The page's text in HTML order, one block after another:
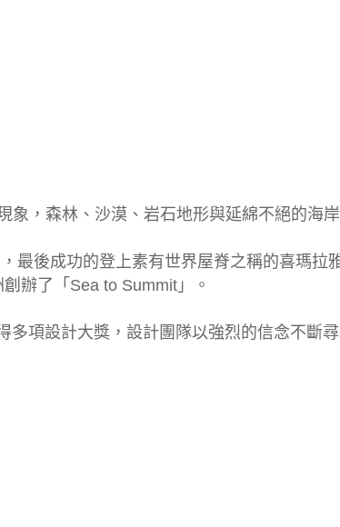
，森林、沙漠、岩石地形與延綿不絕的海
最後成功的登上素有世界屋脊之稱的喜瑪拉
辦了「Sea to Summit」。
項設計大獎，設計團隊以強烈的信念不斷